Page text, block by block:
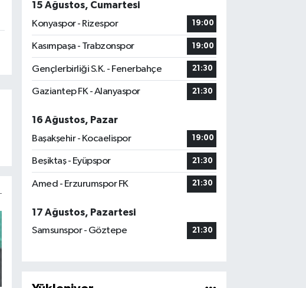
15 Ağustos, Cumartesi
Konyaspor - Rizespor
19:00
Kasımpaşa - Trabzonspor 19:00
Gençlerbirliği S.K. - Fenerbahçe 21:30
Gaziantep FK - Alanyaspor 21:30
16 Ağustos, Pazar
Başakşehir - Kocaelispor
19:00
Beşiktaş - Eyüpspor 21:30
Amed - Erzurumspor FK 21:30
17 Ağustos, Pazartesi
Samsunspor - Göztepe
21:30